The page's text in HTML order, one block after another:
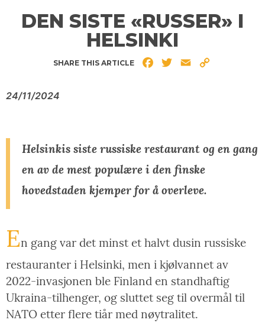
DEN SISTE «RUSSER» I
HELSINKI
SHARE THIS ARTICLE FacebookTwitterEmail
24/11/2024
Helsinkis siste russiske restaurant og en gang
en av de mest populære i den finske
hovedstaden kjemper for å overleve.
En gang var det minst et halvt dusin russiske
restauranter i Helsinki, men i kjølvannet av
2022-invasjonen ble Finland en standhaftig
Ukraina-tilhenger, og sluttet seg til overmål til
NATO etter flere tiår med nøytralitet.